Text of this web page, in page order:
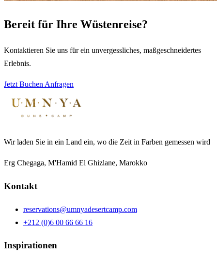
Bereit für Ihre Wüstenreise?
Kontaktieren Sie uns für ein unvergessliches, maßgeschneidertes
Erlebnis.
Jetzt Buchen Anfragen
Wir laden Sie in ein Land ein, wo die Zeit in Farben gemessen wird
Erg Chegaga, M'Hamid El Ghizlane, Marokko
Kontakt
reservations@umnyadesertcamp.com
+212 (0)6 00 66 66 16
Inspirationen